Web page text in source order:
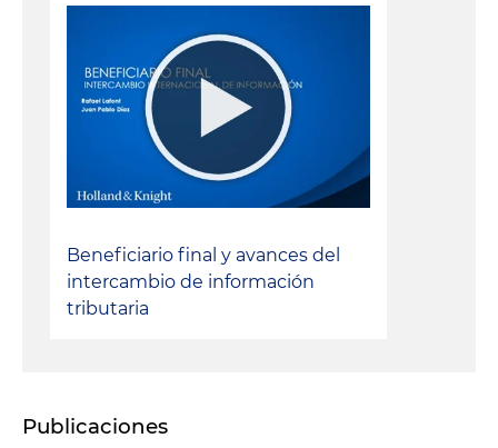
Beneficiario final y avances del
intercambio de información
tributaria
Publicaciones